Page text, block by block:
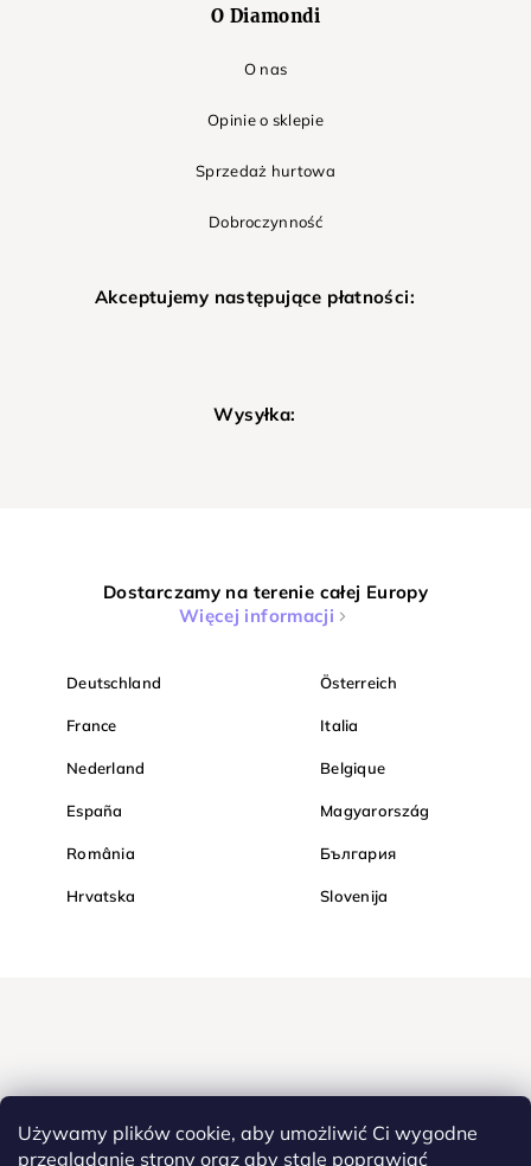
Używamy plików cookie, aby umożliwić Ci wygodne
przeglądanie strony oraz aby stale poprawiać
O Diamondi
O nas
Opinie o sklepie
Sprzedaż hurtowa
Dobroczynność
Akceptujemy następujące płatności:
Wysyłka:
Dostarczamy na terenie całej Europy
Więcej informacji
Deutschland Österreich
France Italia
Nederland Belgique
España Magyarország
România България
Hrvatska Slovenija